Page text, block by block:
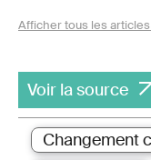
Afficher tous les
Voir la source
Changement